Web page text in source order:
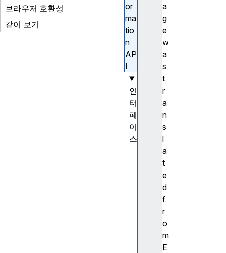
a
g
e
w
a
s
t
r
a
n
s
l
a
t
e
d
f
r
o
m
E
브라우저 호환성
같이 보기
or
ma
tio
n
AP
I
인
터
페
이
스